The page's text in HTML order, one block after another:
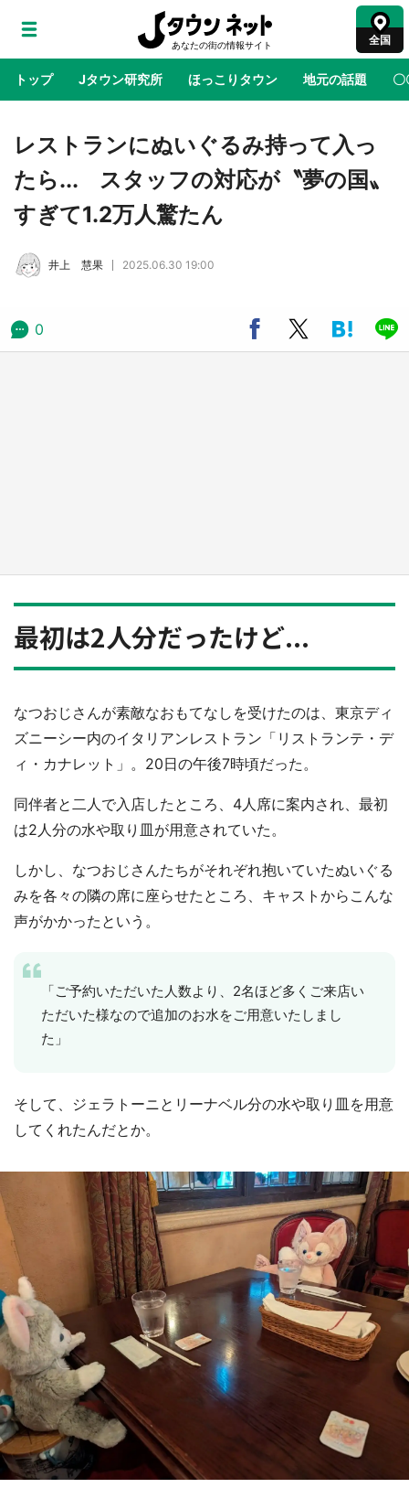
全国
トップ Jタウン研究所 ほっこりタウン 地元の話題 〇
地域×二次元 絶景 あの時はありがとう 物語がはじ
ラプラス・ダークネスが栃木県を征服！？ 県
公式プロモ動画で「聖地」が生産されてます
の「猫猫像」も【8／1～10／26】
レストランにぬいぐるみ持って入っ
たら... スタッフの対応が〝夢の国〟
すぎて1.2万人驚たん
井上 慧果 2025.06.30 19:00
0
最初は2人分だったけど...
なつおじさんが素敵なおもてなしを受けたのは、東京ディ
ズニーシー内のイタリアンレストラン「リストランテ・デ
ィ・カナレット」。20日の午後7時頃だった。
同伴者と二人で入店したところ、4人席に案内され、最初
は2人分の水や取り皿が用意されていた。
しかし、なつおじさんたちがそれぞれ抱いていたぬいぐる
みを各々の隣の席に座らせたところ、キャストからこんな
声がかかったという。
「ご予約いただいた人数より、2名ほど多くご来店い
ただいた様なので追加のお水をご用意いたしまし
た」
そして、ジェラトーニとリーナベル分の水や取り皿を用意
してくれたんだとか。